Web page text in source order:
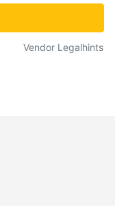
Vendor Legalhints